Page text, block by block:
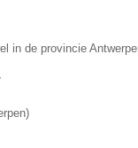
in de provincie
)